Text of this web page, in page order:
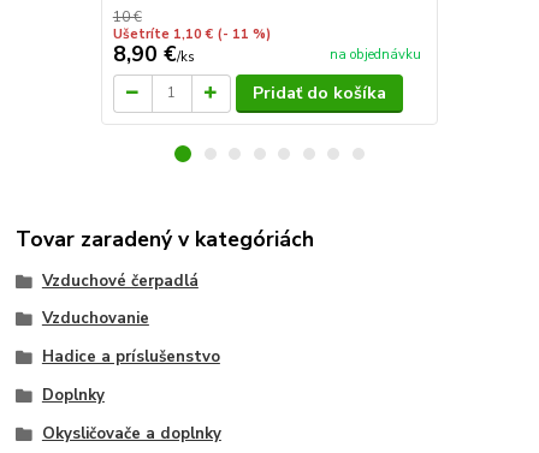
10 €
Ušetríte 1,10 € (- 11 %)
8,90 €/ks na objednávku
Pridať do košíka
Tovar zaradený v kategóriách
Vzduchové čerpadlá
Vzduchovanie
Hadice a príslušenstvo
Doplnky
Okysličovače a doplnky